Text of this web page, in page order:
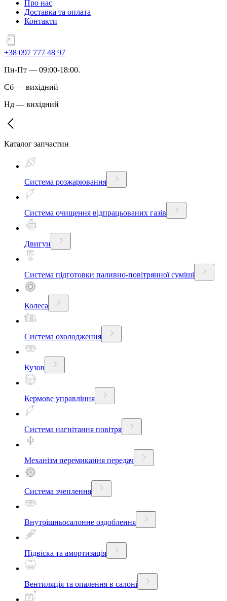
Про нас
Доставка та оплата
Контакти
+38 097 777 48 97
Пн-Пт — 09:00-18:00.
Сб — вихідний
Нд — вихідний
Каталог запчастин
Система розжарювання
Система очищення відпрацьованих газів
Двигун
Система підготовки паливно-повітрянної суміші
Колеса
Система охолодження
Кузов
Кермове управління
Система нагнітання повітря
Механізм перемикання передач
Система зчеплення
Внутрішньосалонне оздоблення
Підвіска та амортизація
Вентиляція та опалення в салоні